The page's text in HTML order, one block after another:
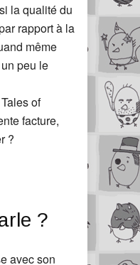
la qualité du
rapport à la
même
peu le
of
facture,
?
?
avec son